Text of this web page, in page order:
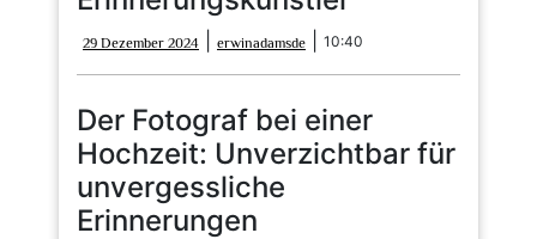
29 Dezember 2024
Dezember
2024
erwinadamsde erwinadamsde
10:40
Der Fotograf bei einer
Hochzeit: Unverzichtbar für
unvergessliche
Erinnerungen